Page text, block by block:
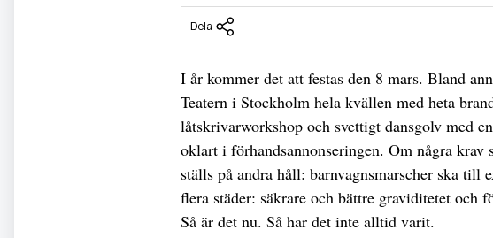
Dela
I år kommer det att festas den 8 mars. Bland
Teatern i Stockholm hela kvällen med heta
låtskrivarworkshop och svettigt dansgolv med
oklart i förhandsannonseringen. Om några
ställs på andra håll: barnvagnsmarscher ska till
flera städer: säkrare och bättre graviditetet och
Så är det nu. Så har det inte alltid varit.